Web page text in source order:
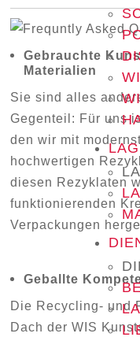
Gebrauchte
Materialien
Sie sind alles
Gegenteil: Für uns
den wir mit
hochwertigen
diesen Rezyklaten
funktionierenden
Verpackungen
Geballte
Die Recycling- und
Dach der WIS